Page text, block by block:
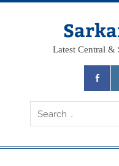
Skip
Latest Central &